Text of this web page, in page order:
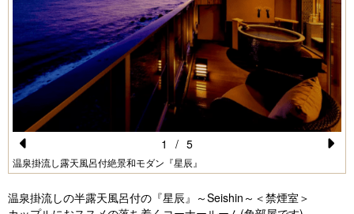
Pr
e
温泉掛流し露天風呂付絶景和モダン『星辰』
1 / 5
温泉掛流しの半露天風呂付の『星辰』～Seishin～＜禁煙室＞